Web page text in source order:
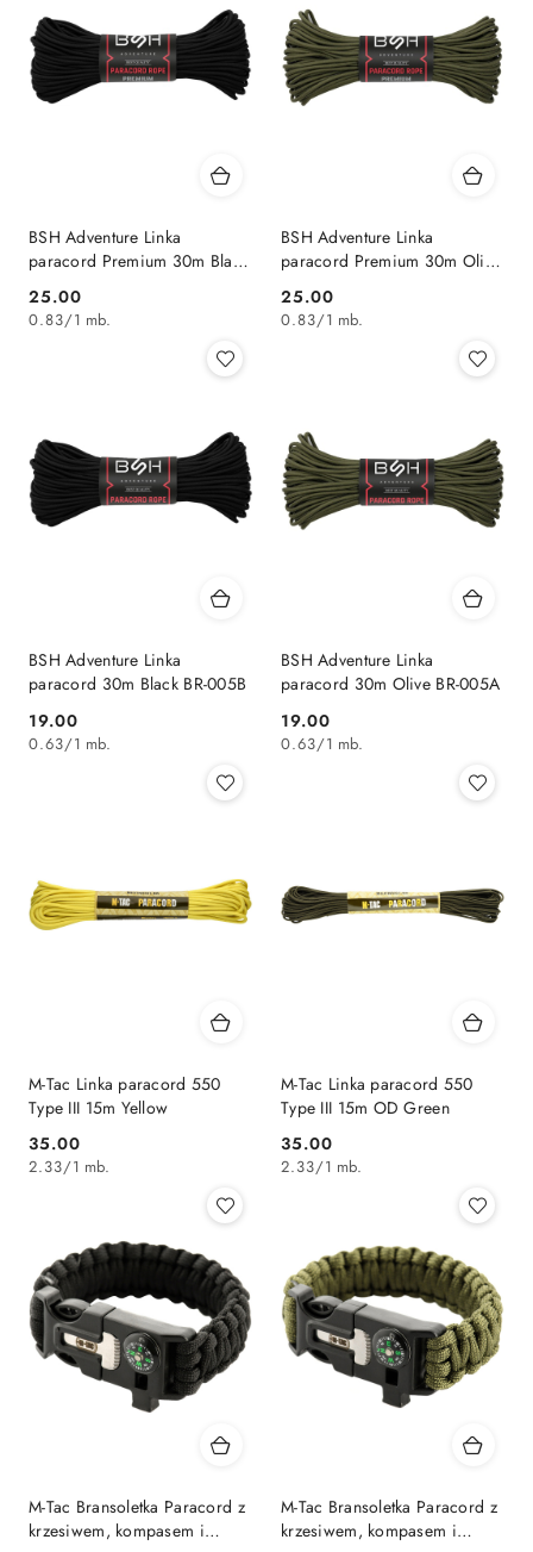
BSH Adventure Linka
paracord Premium 30m Black
Cena:
25.00
0.83/1 mb.
BSH Adventure Linka
paracord Premium 30m Olive
Cena:
25.00
0.83/1 mb.
BSH Adventure Linka
paracord 30m Black BR-005B
Cena:
19.00
0.63/1 mb.
BSH Adventure Linka
paracord 30m Olive BR-005A
Cena:
19.00
0.63/1 mb.
M-Tac Linka paracord 550
Type III 15m Yellow
Cena:
35.00
2.33/1 mb.
M-Tac Linka paracord 550
Type III 15m OD Green
Cena:
35.00
2.33/1 mb.
M-Tac Bransoletka Paracord z
krzesiwem, kompasem i
M-Tac Bransoletka Paracord z
krzesiwem, kompasem i